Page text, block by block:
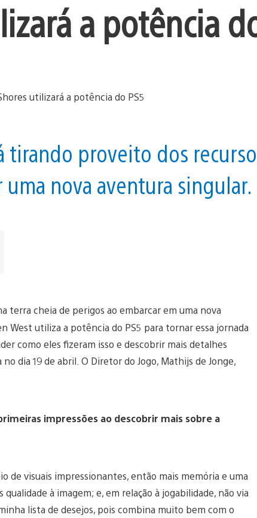
a potência
tirando proveito dos
nova aventura singular.
terra cheia de perigos ao embarcar em uma nova
West utiliza a potência do PS5 para tornar essa jornada
como eles fizeram isso e descobrir mais detalhes
dia 19 de abril. O Diretor do Jogo, Mathijs de Jonge,
impressões ao descobrir mais sobre a
de visuais impressionantes, então mais memória e uma
à imagem; e, em relação à jogabilidade, não via
lista de desejos, pois combina muito bem com o